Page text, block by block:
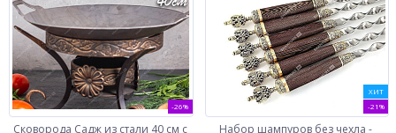
-26%
Сковорода Садж из стали 40 см с
ХИТ
-21%
Набор шампуров без чехла -